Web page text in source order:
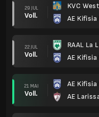
29 JUL
Voll.
KVC
AE Kifisia
22 JUL
Voll.
RAAL La
AE Kifisia
21 MAI
Voll.
AE Kifisia
AE